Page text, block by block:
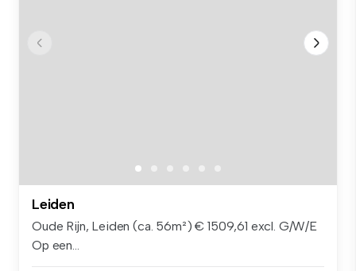
Leiden
Oude Rijn, Leiden (ca. 56m²) € 1509,61 excl. G/W/E
Op een...